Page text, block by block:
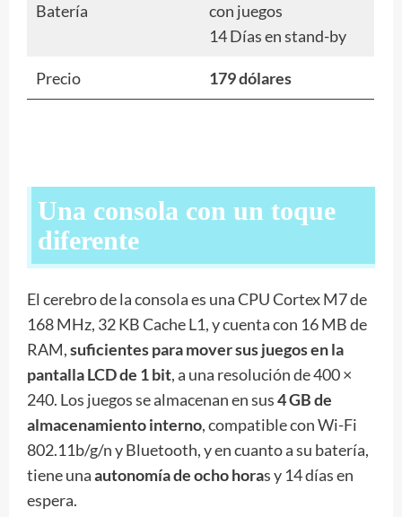
Batería
con juegos
14 Días en stand-by
Precio 179 dólares
Una consola con un toque
diferente
El cerebro de la consola es una CPU Cortex M7 de
168 MHz, 32 KB Cache L1, y cuenta con 16 MB de
RAM,suficientes para mover sus juegos en la
pantalla LCD de 1 bit, a una resolución de 400 ×
240. Los juegos se almacenan en sus4 GB de
almacenamiento interno, compatible con Wi-Fi
802.11b/g/n y Bluetooth, y en cuanto a su batería,
tiene unaautonomía de ocho horas y 14 días en
espera.